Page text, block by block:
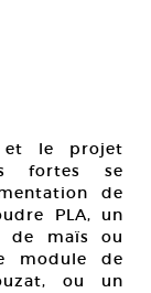
et le projet
fortes se
de
PLA, un
de maïs ou
module de
ou un